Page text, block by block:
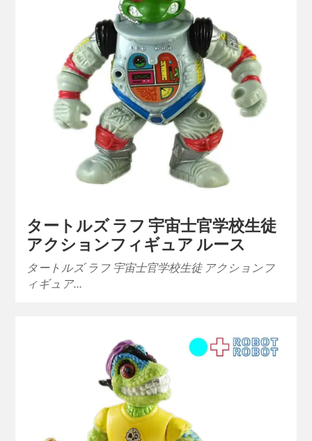
タートルズ ラフ 宇宙士官学校生徒
アクションフィギュア ルース
タートルズ ラフ 宇宙士官学校生徒 アクションフ
ィギュア…